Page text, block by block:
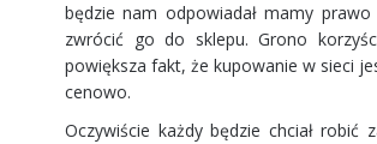
będzie nam odpowiadał mamy
zwrócić go do sklepu. Grono
powiększa fakt, że kupowanie w sieci
cenowo.
Oczywiście każdy będzie chciał robić